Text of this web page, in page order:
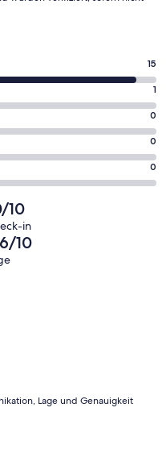
15
1
0
0
0
10
in
10
Lage und Genauigkeit